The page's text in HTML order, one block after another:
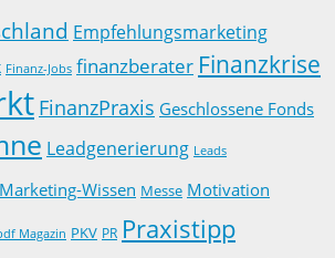
Empfehlungsmarketing
Finanz-Jobs finanzberater Finanzkrise
FinanzPraxis Geschlossene Fonds
Leadgenerierung Leads
Marketing-Wissen Messe Motivation
Magazin PKV PR Praxistipp